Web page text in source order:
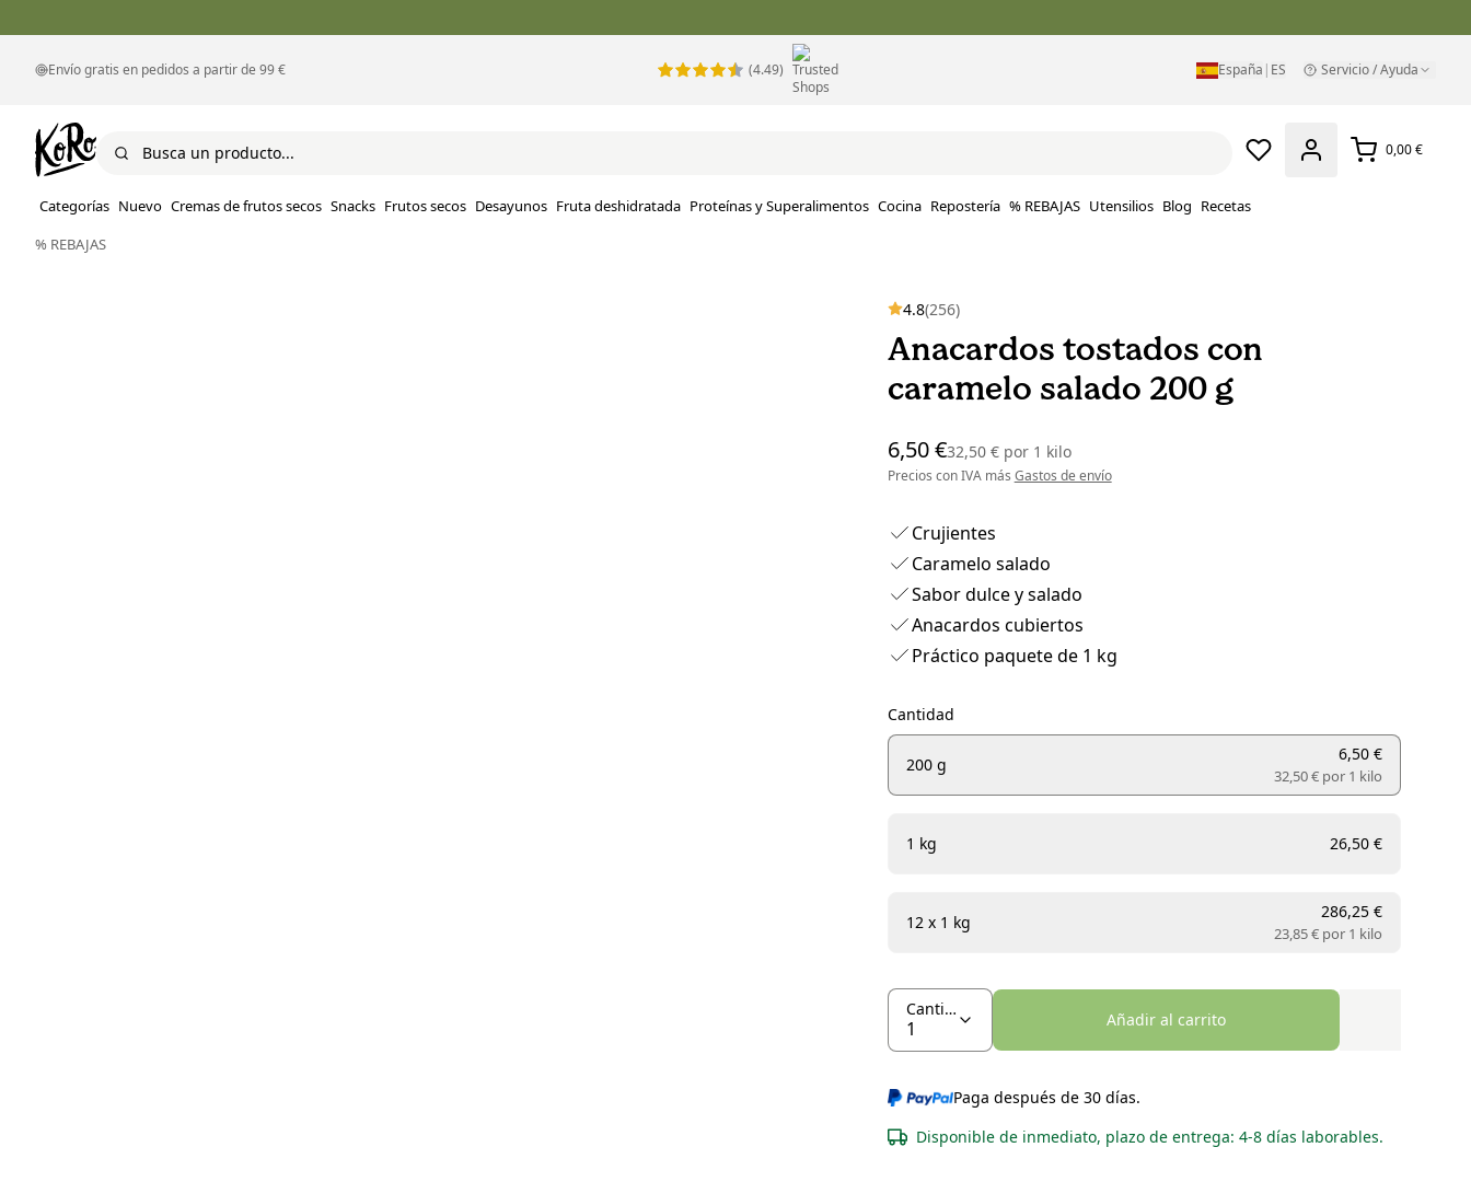
Envío gratis en pedidos a partir de 99 € (4.49) España | ES Servicio / Ayuda
0,00 €
Categorías Nuevo Cremas de frutos secos Snacks Frutos secos Desayunos Fruta deshidratada Proteínas y Superalimentos Cocina Repostería % REBAJAS Utensilios Blog Recetas
% REBAJAS
4.8(256)
Anacardos tostados con
caramelo salado 200 g
6,50 €32,50 € por1 kilo
Precios con IVA más Gastos de envío
Crujientes
Caramelo salado
Sabor dulce y salado
Anacardos cubiertos
Práctico paquete de 1 kg
Cantidad
200 g
6,50 €
32,50 € por1 kilo
1 kg 26,50 €
12 x 1 kg
286,25 €
23,85 € por1 kilo
Cantidad
Añadir al carrito
Paga después de 30 días.
Disponible de inmediato, plazo de entrega: 4-8 días laborables.